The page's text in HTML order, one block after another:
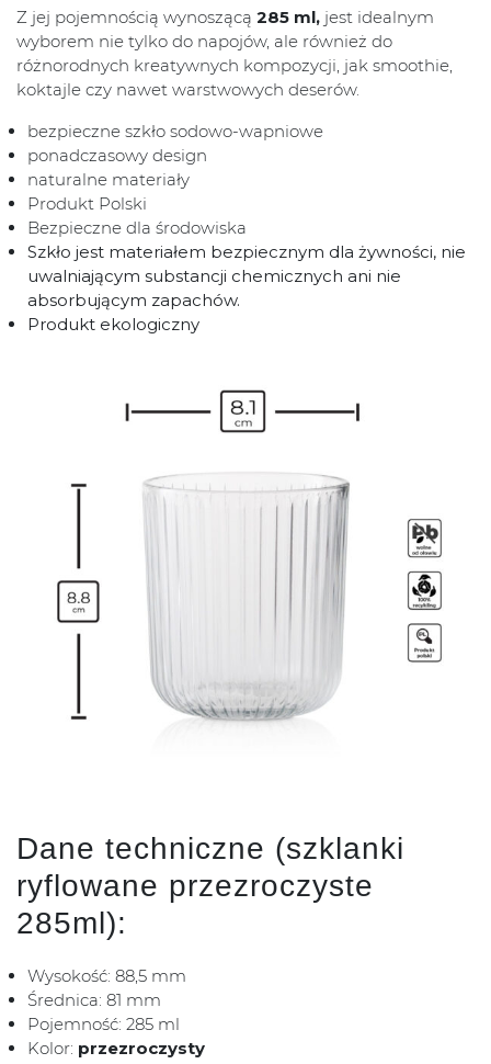
Z jej pojemnością wynoszącą 285 ml, jest idealnym
wyborem nie tylko do napojów, ale również do
różnorodnych kreatywnych kompozycji, jak smoothie,
koktajle czy nawet warstwowych deserów.
bezpieczne szkło sodowo-wapniowe
ponadczasowy design
naturalne materiały
Produkt Polski
Bezpieczne dla środowiska
Szkło jest materiałem bezpiecznym dla żywności, nie
uwalniającym substancji chemicznych ani nie
absorbującym zapachów.
Produkt ekologiczny
Dane techniczne (szklanki
ryflowane przezroczyste
285ml):
Wysokość: 88,5 mm
Średnica: 81 mm
Pojemność: 285 ml
Kolor: przezroczysty